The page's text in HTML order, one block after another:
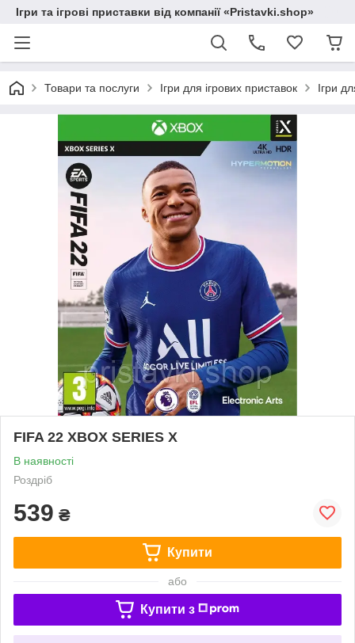
Ігри та ігрові приставки від компанії «Pristavki.shop»
Товари та послуги Ігри для ігрових приставок Ігри
FIFA 22 XBOX SERIES X
В наявності
Роздріб
539 ₴
Купити
або
Купити з